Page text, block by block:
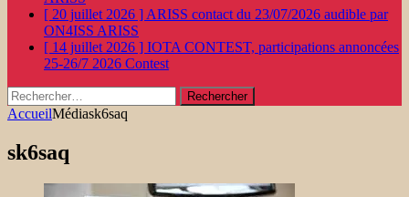
[ 20 juillet 2026 ] ARISS contact du 23/07/2026 audible par
ON4ISS ARISS
[ 14 juillet 2026 ] IOTA CONTEST, participations annoncées
25-26/7 2026 Contest
Rechercher :
AccueilMédiask6saq
sk6saq